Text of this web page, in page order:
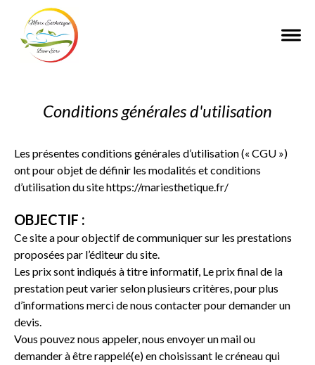
Conditions générales d'utilisation
Les présentes conditions générales d’utilisation (« CGU »)
ont pour objet de définir les modalités et conditions
d’utilisation du sitehttps://mariesthetique.fr/
OBJECTIF :
Ce site a pour objectif de communiquer sur les prestations
proposées par l’éditeur du site.
Les prix sont indiqués à titre informatif, Le prix final de la
prestation peut varier selon plusieurs critères, pour plus
d’informations merci de nous contacter pour demander un
devis.
Vous pouvez nous appeler, nous envoyer un mail ou
demander à être rappelé(e) en choisissant le créneau qui